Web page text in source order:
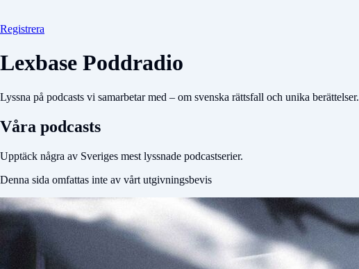
Registrera
Lexbase Poddradio
Lyssna på podcasts vi samarbetar med – om svenska rättsfall och unika berättelser.
Våra podcasts
Upptäck några av Sveriges mest lyssnade podcastserier.
Denna sida omfattas inte av vårt utgivningsbevis